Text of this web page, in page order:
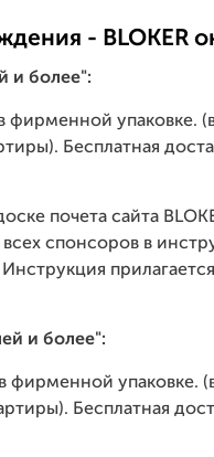
- BLOKER
и более":
фирменной упаковке.
Бесплатная
почета сайта
спонсоров в
Инструкция
и более":
фирменной упаковке.
Бесплатная